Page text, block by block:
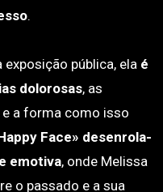
.
exposição pública, elaé
dolorosas, as
a forma como isso
Face» desenrola-
emotiva, onde Melissa
o passado e a sua